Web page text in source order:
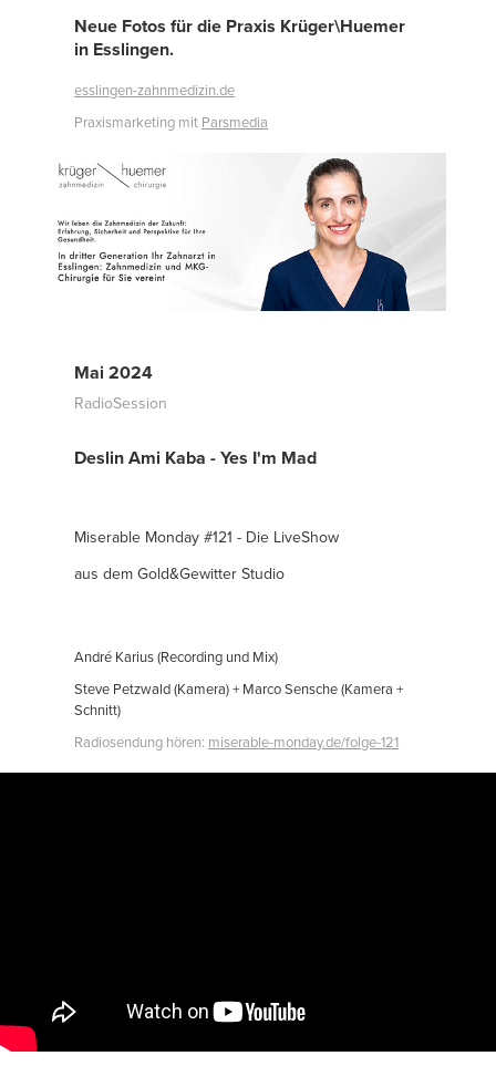
Neue Fotos für die Praxis Krüger\Huemer
in Esslingen.
esslingen-zahnmedizin.de
Praxismarketing mit Parsmedia
Mai 2024
RadioSession
Deslin Ami Kaba - Yes I'm Mad
Miserable Monday #121 - Die LiveShow
aus dem Gold&Gewitter Studio
André Karius (Recording und Mix)
Steve Petzwald (Kamera) + Marco Sensche (Kamera +
Schnitt)
Radiosendung hören: miserable-monday.de/folge-121